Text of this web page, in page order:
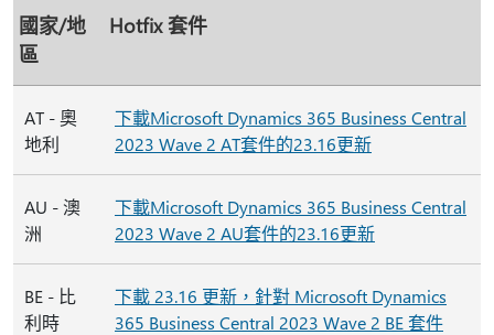
國家/地
區
Hotfix 套件
AT - 奧
地利
下載Microsoft Dynamics 365 Business Central
2023 Wave 2 AT套件的23.16更新
AU - 澳
洲
下載Microsoft Dynamics 365 Business Central
2023 Wave 2 AU套件的23.16更新
BE - 比
利時
下載 23.16 更新，針對 Microsoft Dynamics
365 Business Central 2023 Wave 2 BE 套件